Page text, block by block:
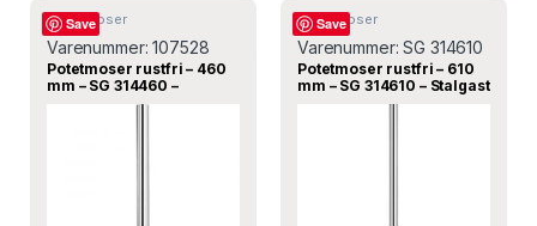
Save
Potetmoser
Varenummer:107528
Potetmoser rustfri – 460
mm – SG 314460 –
Save
Potetmoser
Varenummer:SG 314610
Potetmoser rustfri – 610
mm – SG 314610 – Stalgast